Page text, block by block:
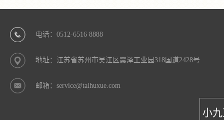
电话：0512-6516 8888
地址：江苏省苏州市吴江区震泽工业园318国道2428号
邮箱：service@taihuxue.com
小